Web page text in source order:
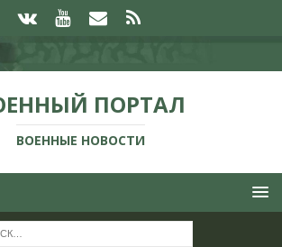
ПОРТАЛ
ВОЕННЫЕ НОВОСТИ